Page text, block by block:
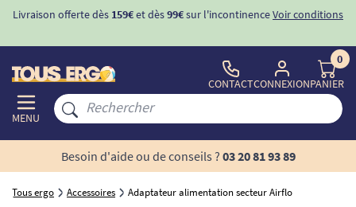
Livraison offerte dès 159€et dès99€sur l'incontinenceVoir conditions
MENU
CONTACTCONNEXION
0
PANIER
Besoin d'aide ou de conseils ? 03 20 81 93 89
Tous ergo Accessoires Adaptateur alimentation secteur Airflo